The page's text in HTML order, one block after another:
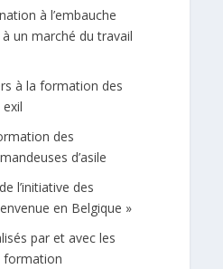
à l’embauche
à un marché du travail
à la formation des
des
d’asile
l’initiative des
en Belgique »
par et avec les
formation